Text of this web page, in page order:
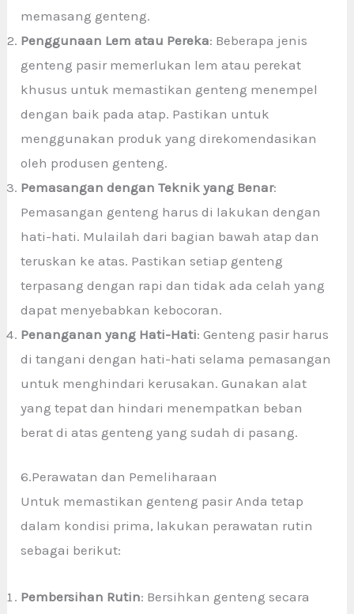
memasang genteng.
Penggunaan Lem atau Pereka: Beberapa jenis
genteng pasir memerlukan lem atau perekat
khusus untuk memastikan genteng menempel
dengan baik pada atap. Pastikan untuk
menggunakan produk yang direkomendasikan
oleh produsen genteng.
Pemasangan dengan Teknik yang Benar:
Pemasangan genteng harus di lakukan dengan
hati-hati. Mulailah dari bagian bawah atap dan
teruskan ke atas. Pastikan setiap genteng
terpasang dengan rapi dan tidak ada celah yang
dapat menyebabkan kebocoran.
Penanganan yang Hati-Hati: Genteng pasir harus
di tangani dengan hati-hati selama pemasangan
untuk menghindari kerusakan. Gunakan alat
yang tepat dan hindari menempatkan beban
berat di atas genteng yang sudah di pasang.
6.Perawatan dan Pemeliharaan
Untuk memastikan genteng pasir Anda tetap
dalam kondisi prima, lakukan perawatan rutin
sebagai berikut:
Pembersihan Rutin: Bersihkan genteng secara